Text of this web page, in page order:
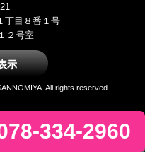
丁目８番１号
２号室
334-2960
示
All rights reserved.